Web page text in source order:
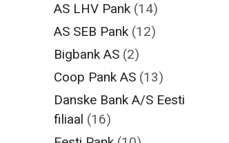
AS LHV Pank (14)
AS SEB Pank (12)
Bigbank AS (2)
Coop Pank AS (13)
Danske Bank A/S Eesti
filiaal (16)